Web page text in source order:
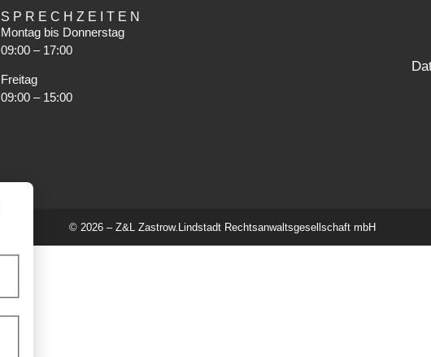
SPRECHZEITEN
Montag bis Donnerstag
09:00 – 17:00
Freitag
09:00 – 15:00
© 2026 – Z&L Zastrow.Lindstadt Rechtsanwaltsgesellschaft mbH